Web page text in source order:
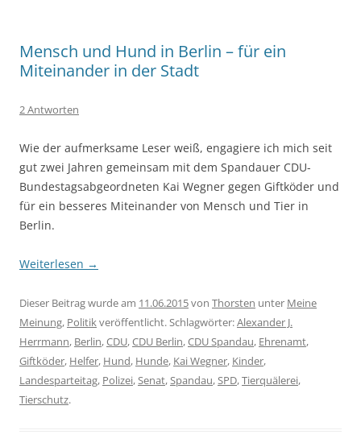
Mensch und Hund in Berlin – für ein
Miteinander in der Stadt
2 Antworten
Wie der aufmerksame Leser weiß, engagiere ich mich seit
gut zwei Jahren gemeinsam mit dem Spandauer CDU-
Bundestagsabgeordneten Kai Wegner gegen Giftköder und
für ein besseres Miteinander von Mensch und Tier in
Berlin.
Weiterlesen →
Dieser Beitrag wurde am 11.06.2015von Thorsten unter Meine
Meinung, Politikveröffentlicht. Schlagwörter:Alexander J.
Herrmann, Berlin,CDU,CDU Berlin,CDU Spandau, Ehrenamt,
Giftköder, Helfer, Hund, Hunde, Kai Wegner, Kinder,
Landesparteitag, Polizei,Senat,Spandau,SPD,Tierquälerei,
Tierschutz.